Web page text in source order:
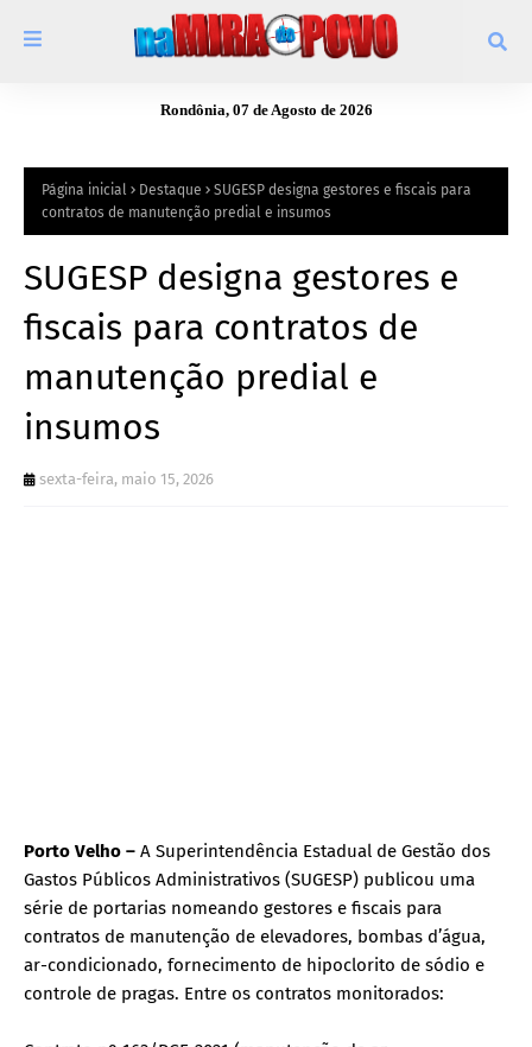
Rondônia, 07 de Agosto de 2026
Página inicial Destaque
SUGESP designa gestores e fiscais para
contratos de manutenção predial e insumos
SUGESP designa gestores e
fiscais para contratos de
manutenção predial e
insumos
sexta-feira, maio 15, 2026
Porto Velho – A Superintendência Estadual de Gestão dos
Gastos Públicos Administrativos (SUGESP) publicou uma
série de portarias nomeando gestores e fiscais para
contratos de manutenção de elevadores, bombas d’água,
ar-condicionado, fornecimento de hipoclorito de sódio e
controle de pragas. Entre os contratos monitorados: